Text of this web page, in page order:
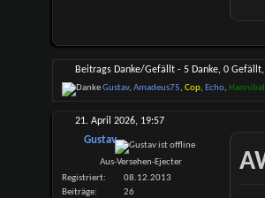
Beitrags Danke/Gefällt - 5 Danke, 0
Gustav, Amadeus75, Cop, Echo, Hannibal
21. April 2026, 19:57
Gustav
Aus-Versehen-Ejecter
Registriert
08.12.2013
Beiträge
26